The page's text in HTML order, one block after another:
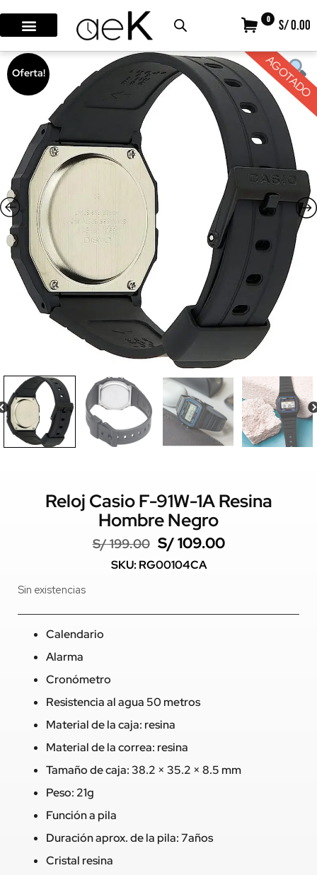
0 S/ 0.00
Oferta! AGOTADO
Reloj Casio F-91W-1A Resina
Hombre Negro
S/199.00 S/109.00
SKU: RG00104CA
Sin existencias
Calendario
Alarma
Cronómetro
Resistencia al agua 50 metros
Material de la caja: resina
Material de la correa: resina
Tamaño de caja: 38.2 × 35.2 × 8.5 mm
Peso: 21g
Función a pila
Duración aprox. de la pila: 7años
Cristal resina